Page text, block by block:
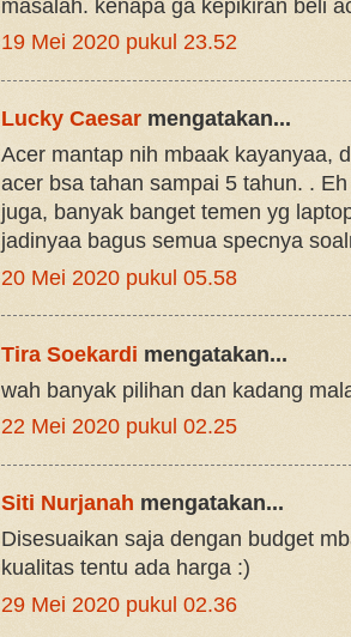
masalah. kenapa ga kepikiran beli
19 Mei 2020 pukul 23.52
Lucky Caesar mengatakan...
Acer mantap nih mbaak kayanyaa,
acer bsa tahan sampai 5 tahun. .
juga, banyak banget temen yg
jadinyaa bagus semua specnya
20 Mei 2020 pukul 05.58
Tira Soekardi mengatakan...
wah banyak pilihan dan kadang
22 Mei 2020 pukul 02.25
Siti Nurjanah mengatakan...
Disesuaikan saja dengan budget
kualitas tentu ada harga :)
29 Mei 2020 pukul 02.36